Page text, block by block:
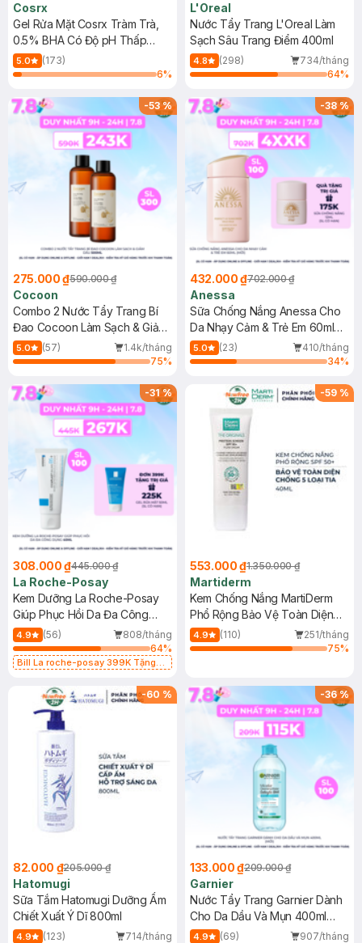
Cosrx
Gel Rửa Mặt Cosrx Tràm Trà,
0.5% BHA Có Độ pH Thấp
150ml
5.0
(173)
6%
L'Oreal
Nước Tẩy Trang L'Oreal Làm
Sạch Sâu Trang Điểm 400ml
4.8 (298)
734/tháng
64%
-53%
275.000 ₫590.000 ₫
Cocoon
Combo 2 Nước Tẩy Trang Bí
Đao Cocoon Làm Sạch & Giảm
Dầu 500ml
5.0 (57)
1.4k/tháng
75%
-38%
432.000 ₫702.000 ₫
Anessa
Sữa Chống Nắng Anessa Cho
Da Nhạy Cảm & Trẻ Em 60ml
(Mới)
5.0 (23)
410/tháng
34%
-31%
308.000 ₫445.000 ₫
La Roche-Posay
Kem Dưỡng La Roche-Posay
Giúp Phục Hồi Da Đa Công
Dụng 40ml
4.9 (56)
808/tháng
64%
Bill La roche-posay 399K Tặng
(SL có hạn)
-59 %
553.000 ₫1.350.000 ₫
Martiderm
Kem Chống Nắng MartiDerm
Phổ Rộng Bảo Vệ Toàn Diện
40ml
4.9 (110)
251/tháng
75%
-60 %
82.000 ₫205.000 ₫
Hatomugi
Sữa Tắm Hatomugi Dưỡng Ẩm
Chiết Xuất Ý Dĩ 800ml
4.9 (123)
714/tháng
-36%
133.000 ₫209.000 ₫
Garnier
Nước Tẩy Trang Garnier Dành
Cho Da Dầu Và Mụn 400ml
(Mới)
4.9 (69)
907/tháng